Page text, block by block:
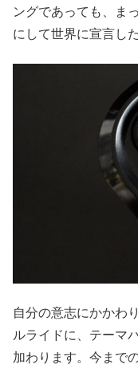
ングであっても、ま
にして世界に宣言し
自分の意志にかかわ
ルライドに、テーマ
加わります。今まで